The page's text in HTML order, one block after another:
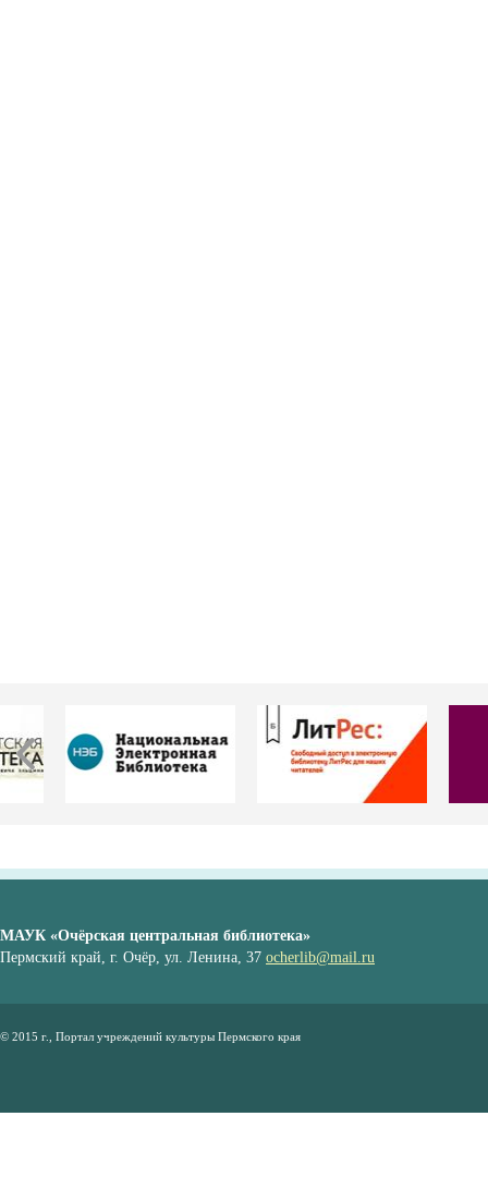
МАУК «Очёрская центральная библиотека»
Пермский край, г. Очёр, ул. Ленина, 37 ocherlib@mail.ru
© 2015 г., Портал учреждений культуры Пермского края